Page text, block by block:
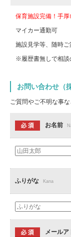
保育施設完備！手厚
マイカー通勤可
施設見学等、随時ご
※履歴書無しで相談
お問い合わせ（
ご質問やご不明な事
お名前
ふりがな Kana
メールア